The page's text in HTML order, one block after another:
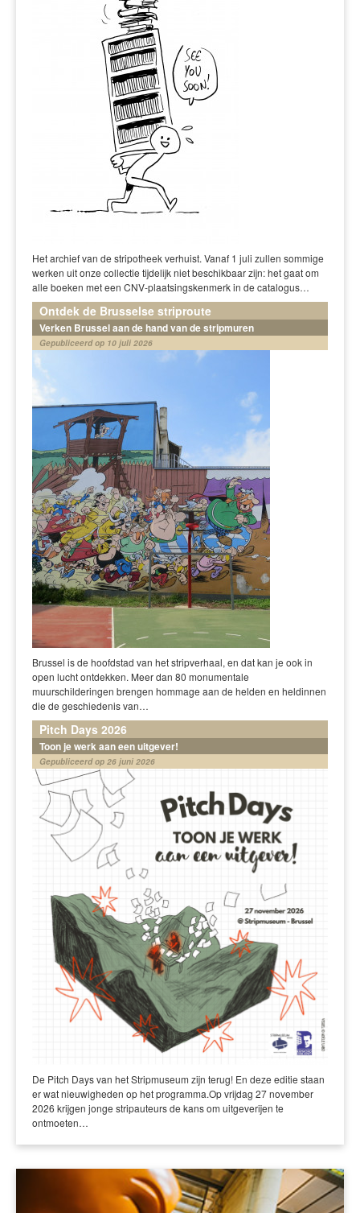
Het archief van de stripotheek verhuist. Vanaf 1 juli zullen sommige
werken uit onze collectie tijdelijk niet beschikbaar zijn: het gaat om
alle boeken met een CNV-plaatsingskenmerk in de catalogus…
Ontdek de Brusselse striproute
Verken Brussel aan de hand van de stripmuren
Gepubliceerd op 10 juli 2026
Brussel is de hoofdstad van het stripverhaal, en dat kan je ook in
open lucht ontdekken. Meer dan 80 monumentale
muurschilderingen brengen hommage aan de helden en heldinnen
die de geschiedenis van…
Pitch Days 2026
Toon je werk aan een uitgever!
Gepubliceerd op 26 juni 2026
De Pitch Days van het Stripmuseum zijn terug! En deze editie staan
er wat nieuwigheden op het programma.Op vrijdag 27 november
2026 krijgen jonge stripauteurs de kans om uitgeverijen te
ontmoeten…